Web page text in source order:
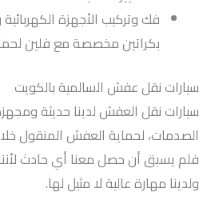
فك وتركيب الأجهزة
بكراتين مخصصة مع فلين
سيارات نقل عفش السالمية بالكويت
سيارات نقل العفش لدينا حديثة
الصدمات، لحماية العفش المنقول
فلم يسبق أن حصل معنا أي حادث
ولدينا مهارة عالية لا مثيل لها.